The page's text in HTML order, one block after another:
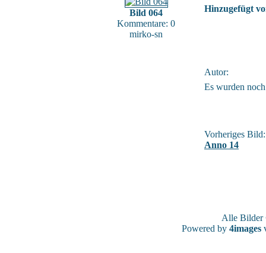
Bild 064
Kommentare: 0
mirko-sn
Hinzugefügt
Autor:
Es wurden
Vorheriges Bild:
Anno 14
Alle
Powered by 4images